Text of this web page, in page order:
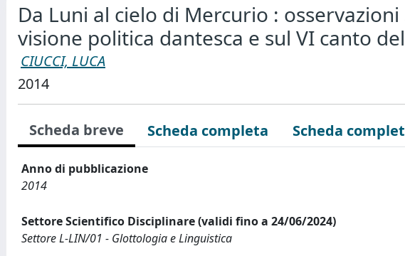
Da Luni al cielo di Mercurio :
visione politica dantesca e sul VI canto
CIUCCI, LUCA
2014
Scheda breve Scheda completa Scheda
Anno di pubblicazione
2014
Settore Scientifico Disciplinare (validi fino a 24/06/2024)
Settore L-LIN/01 - Glottologia e Linguistica